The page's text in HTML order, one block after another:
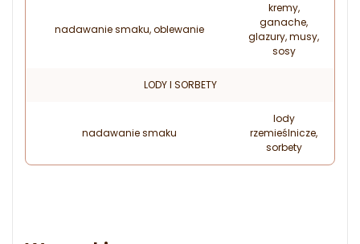
nadawanie smaku, oblewanie
kremy,
ganache,
glazury, musy,
sosy
LODY I SORBETY
nadawanie smaku
lody
rzemieślnicze,
sorbety